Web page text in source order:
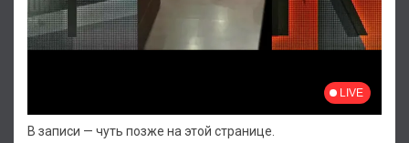
В записи — чуть позже на этой странице.